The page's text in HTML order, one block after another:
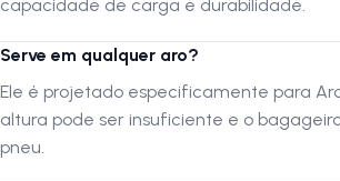
envergar. A articulação nas hastes permite um
contornando diferenças de geometria. O
e ajuda na proteção do aço. É a opção certa
com total estabilidade.
capacidade de carga e durabilidade.
Serve em qualquer aro?
Ele é projetado especificamente para Aro
altura pode ser insuficiente e o
pneu.